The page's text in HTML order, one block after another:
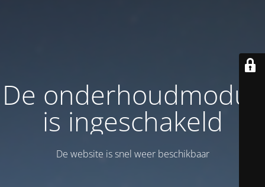
De onderhoudmodus
is ingeschakeld
De website is snel weer beschikbaar